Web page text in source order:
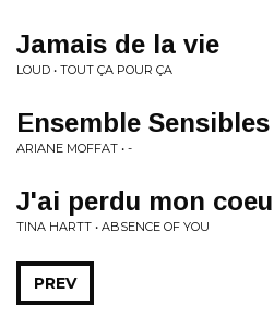
Jamais de la vie
LOUD • TOUT ÇA POUR ÇA
Ensemble Sensibles
ARIANE MOFFAT • -
J'ai perdu mon
TINA HARTT • ABSENCE OF YOU
PREV